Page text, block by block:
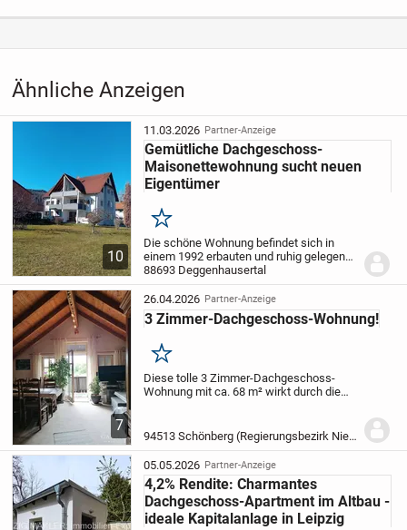
Ähnliche Anzeigen
10
11.03.2026 Partner-Anzeige
Gemütliche Dachgeschoss-
Maisonettewohnung sucht neuen
Eigentümer
Merken
Die schöne Wohnung befindet sich in
einem 1992 erbauten und ruhig gelegenen
Mehrfamilienhaus im "Tal der Liebe".
gelangen über ein allgemeines
Treppenhaus in die schöne
Wohnung.Nachdem Sie...
88693 Deggenhausertal
7
26.04.2026 Partner-Anzeige
3 Zimmer-Dachgeschoss-Wohnung!
Merken
Diese tolle 3 Zimmer-Dachgeschoss-
Wohnung mit ca. 68 m² wirkt durch die
verleiht der Wohnung eine Gemütlichkeit.94513 Schönberg (Regierungsbezirk Niederbayern)
05.05.2026 Partner-Anzeige
4,2% Rendite: Charmantes
Dachgeschoss-Apartment im Altbau -
ideale Kapitalanlage in Leipzig